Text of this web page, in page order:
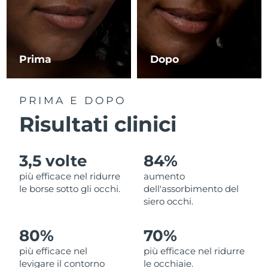
Prima Dopo
PRIMA E DOPO
Risultati clinici
3,5 volte
più efficace nel ridurre
le borse sotto gli occhi.
84%
aumento
dell'assorbimento del
siero occhi.
80%
più efficace nel
levigare il contorno
70%
più efficace nel ridurre
le occhiaie.
RAS di Macao Consegna stimata 8/10/26
Malaysia Consegna stimata
Messico
Paesi Bassi Consegna stimata
Nuova Zelanda Consegna stimata
Oman Consegna stimata8/11/26